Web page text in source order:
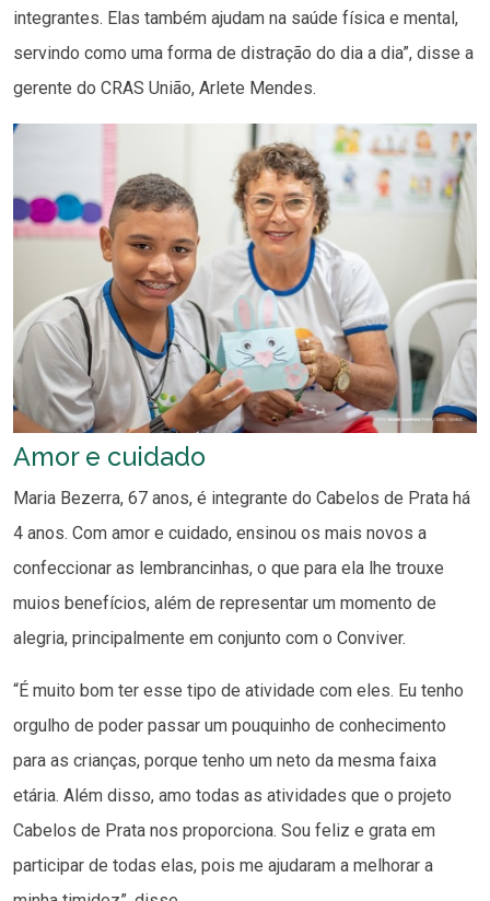
integrantes. Elas também ajudam na saúde física e mental,
servindo como uma forma de distração do dia a dia”, disse a
gerente do CRAS União, Arlete Mendes.
Amor e cuidado
Maria Bezerra, 67 anos, é integrante do Cabelos de Prata há
4 anos. Com amor e cuidado, ensinou os mais novos a
confeccionar as lembrancinhas, o que para ela lhe trouxe
muios benefícios, além de representar um momento de
alegria, principalmente em conjunto com o Conviver.
“É muito bom ter esse tipo de atividade com eles. Eu tenho
orgulho de poder passar um pouquinho de conhecimento
para as crianças, porque tenho um neto da mesma faixa
etária. Além disso, amo todas as atividades que o projeto
Cabelos de Prata nos proporciona. Sou feliz e grata em
participar de todas elas, pois me ajudaram a melhorar a